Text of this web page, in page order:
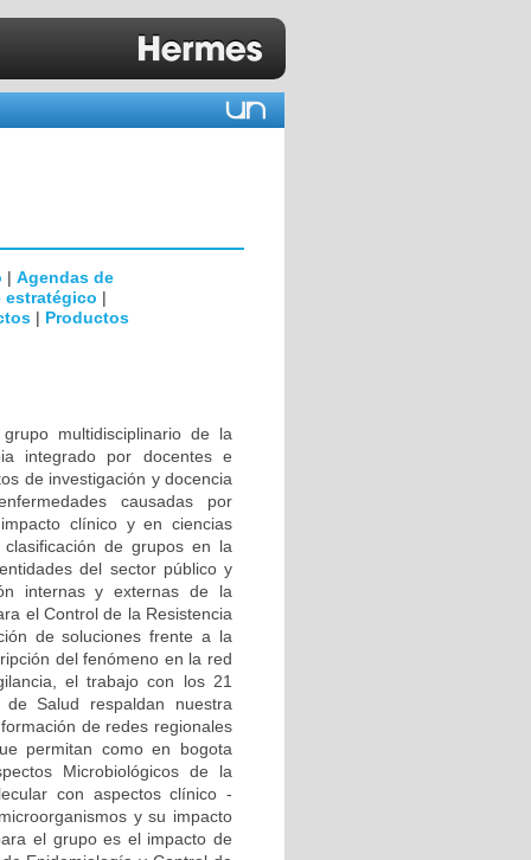
| Agendas de
estratégico |
| Productos
multidisciplinario de la
integrado por docentes e
de investigación y docencia
causadas por
clínico y en ciencias
de grupos en la
del sector público y
internas y externas de la
el Control de la Resistencia
de soluciones frente a la
del fenómeno en la red
el trabajo con los 21
Salud respaldan nuestra
de redes regionales
permitan como en bogota
Microbiológicos de la
con aspectos clínico -
y su impacto
el grupo es el impacto de